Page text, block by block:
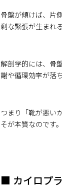
骨盤が傾けば、片
剰な緊張が生まれ
解剖学的には、骨
謝や循環効率が落
つまり「靴が悪い
そが本質なのです。
■ カイロプ